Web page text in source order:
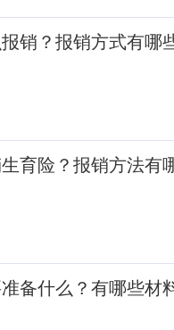
销？报销方式有哪
育险？报销方法有
备什么？有哪些材